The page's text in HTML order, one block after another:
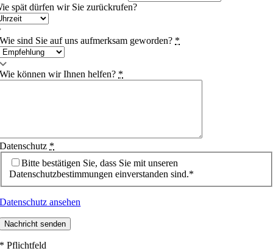
spät dürfen wir Sie zurückrufen?
Wie sind Sie auf uns aufmerksam geworden? *
Wie können wir Ihnen helfen? *
Datenschutz *
Bitte bestätigen Sie, dass Sie mit unseren
Datenschutzbestimmungen einverstanden sind.*
Datenschutz ansehen
Nachricht senden
* Pflichtfeld